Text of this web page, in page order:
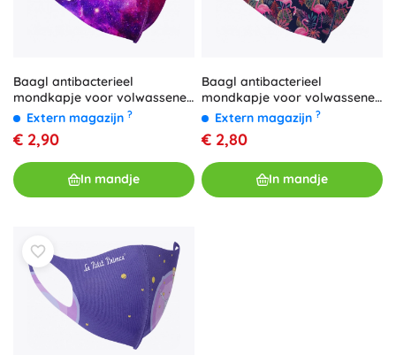
Baagl antibacterieel
mondkapje voor volwassenen
– Galaxy
Extern magazijn ?
€ 2,90
In mandje
Baagl antibacterieel
mondkapje voor volwassenen
– Flamingo
Extern magazijn ?
€ 2,80
In mandje